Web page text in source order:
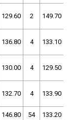
129.60 2 149.70
136.80 4 133.10
130.00 4 129.50
132.70 4 133.90
146.80 54 133.20